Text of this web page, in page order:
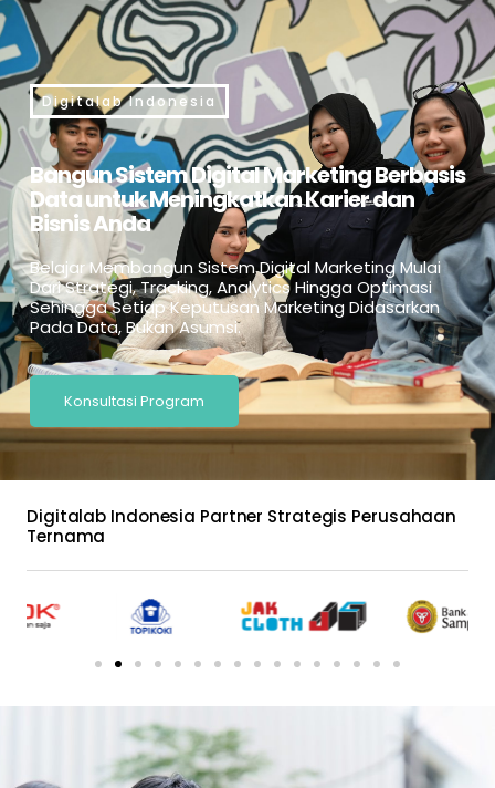
Digitalab Indonesia
Bangun Sistem Digital Marketing Berbasis
Data untuk Meningkatkan Karier dan
Bisnis Anda
Belajar Membangun Sistem Digital Marketing Mulai
Dari Strategi, Tracking, Analytics Hingga Optimasi
Sehingga Setiap Keputusan Marketing Didasarkan
Pada Data, Bukan Asumsi.
Konsultasi Program
Digitalab Indonesia Partner Strategis Perusahaan
Ternama